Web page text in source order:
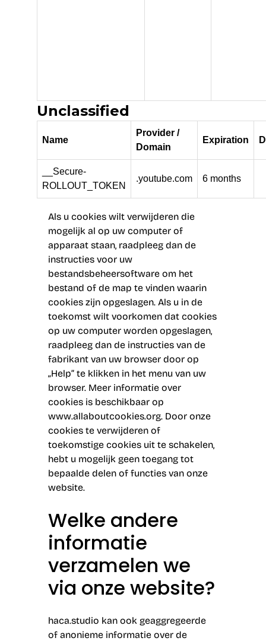
Unclassified
Name
Provider /
Domain
Expiration
__Secure-
ROLLOUT_TOKEN
.youtube.com 6 months
Als u cookies wilt verwijderen die
mogelijk al op uw computer of
apparaat staan, raadpleeg dan de
instructies voor uw
bestandsbeheersoftware om het
bestand of de map te vinden waarin
cookies zijn opgeslagen. Als u in de
toekomst wilt voorkomen dat cookies
op uw computer worden opgeslagen,
raadpleeg dan de instructies van de
fabrikant van uw browser door op
„Help” te klikken in het menu van uw
browser. Meer informatie over
cookies is beschikbaar op
www.allaboutcookies.org. Door onze
cookies te verwijderen of
toekomstige cookies uit te schakelen,
hebt u mogelijk geen toegang tot
bepaalde delen of functies van onze
website.
Welke andere
informatie
verzamelen we
via onze website?
haca.studio kan ook geaggregeerde
of anonieme informatie over de